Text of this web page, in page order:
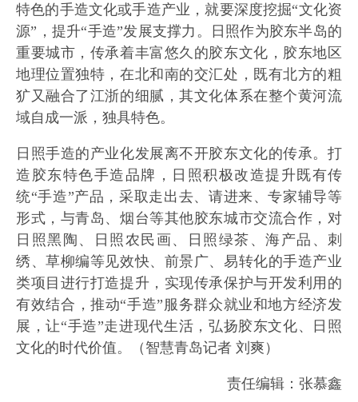
特色的手造文化或手造产业，就要深度挖掘“文化资
源”，提升“手造”发展支撑力。日照作为胶东半岛的
重要城市，传承着丰富悠久的胶东文化，胶东地区
地理位置独特，在北和南的交汇处，既有北方的粗
犷又融合了江浙的细腻，其文化体系在整个黄河流
域自成一派，独具特色。
日照手造的产业化发展离不开胶东文化的传承。打
造胶东特色手造品牌，日照积极改造提升既有传
统“手造”产品，采取走出去、请进来、专家辅导等
形式，与青岛、烟台等其他胶东城市交流合作，对
日照黑陶、日照农民画、日照绿茶、海产品、刺
绣、草柳编等见效快、前景广、易转化的手造产业
类项目进行打造提升，实现传承保护与开发利用的
有效结合，推动“手造”服务群众就业和地方经济发
展，让“手造”走进现代生活，弘扬胶东文化、日照
文化的时代价值。（智慧青岛记者 刘爽）
责任编辑：张慕鑫